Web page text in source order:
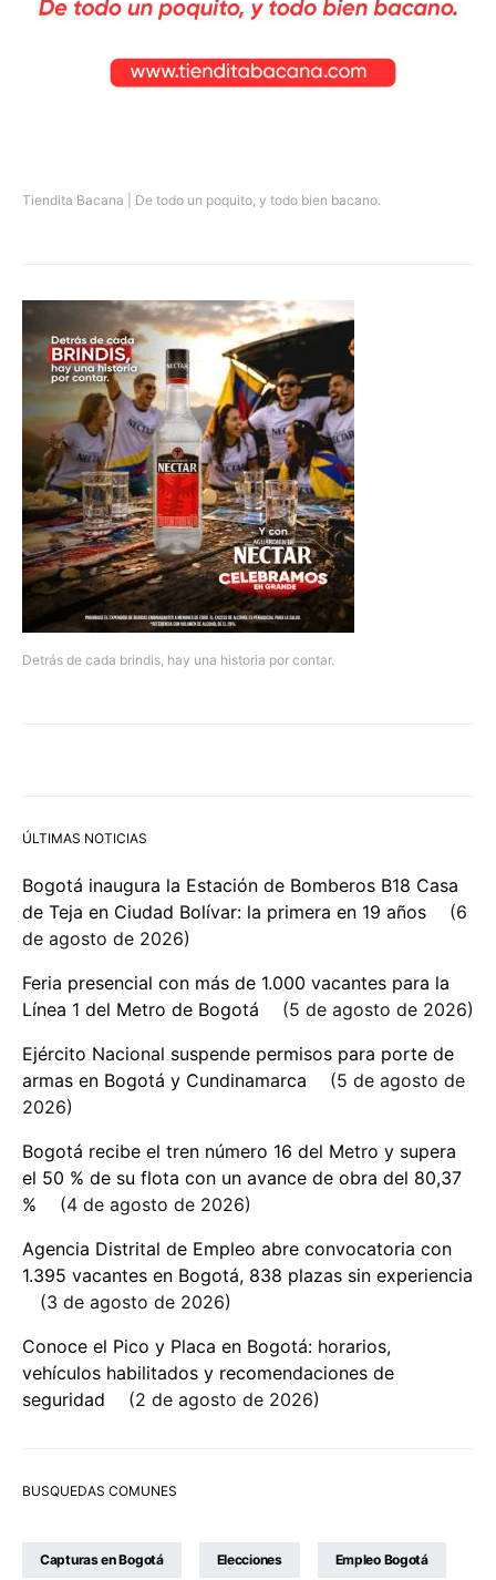
Tiendita Bacana | De todo un poquito, y todo bien bacano.
Detrás de cada brindis, hay una historia por contar.
ÚLTIMAS NOTICIAS
Bogotá inaugura la Estación de Bomberos B18 Casa
de Teja en Ciudad Bolívar: la primera en 19 años
6
de agosto de 2026
Feria presencial con más de 1.000 vacantes para la
Línea 1 del Metro de Bogotá
5 de agosto de 2026
Ejército Nacional suspende permisos para porte de
armas en Bogotá y Cundinamarca
5 de agosto de
2026
Bogotá recibe el tren número 16 del Metro y supera
el 50 % de su flota con un avance de obra del 80,37
%
4 de agosto de 2026
Agencia Distrital de Empleo abre convocatoria con
1.395 vacantes en Bogotá, 838 plazas sin experiencia
3 de agosto de 2026
Conoce el Pico y Placa en Bogotá: horarios,
vehículos habilitados y recomendaciones de
seguridad
2 de agosto de 2026
BUSQUEDAS COMUNES
Capturas en Bogotá Elecciones Empleo Bogotá